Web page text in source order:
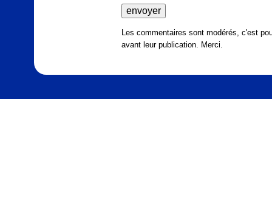
Les commentaires sont modérés, c'est
avant leur publication. Merci.